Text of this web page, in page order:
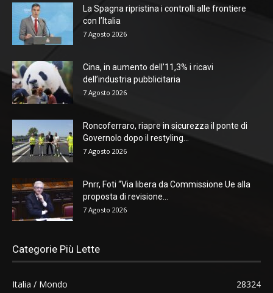
La Spagna ripristina i controlli alle frontiere
con l’Italia
7 Agosto 2026
Cina, in aumento dell’11,3% i ricavi
dell’industria pubblicitaria
7 Agosto 2026
Roncoferraro, riapre in sicurezza il ponte di
Governolo dopo il restyling...
7 Agosto 2026
Pnrr, Foti “Via libera da Commissione Ue alla
proposta di revisione...
7 Agosto 2026
Categorie Più Lette
Italia / Mondo
28324